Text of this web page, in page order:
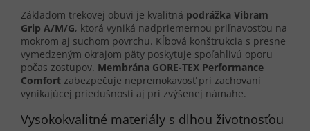
Základom trekovej obuvi je kvalitná podrážka Vibram
Grip A/M/G, ktorá vyniká nadpriemernou priľnavosťou na
mokrom aj suchom povrchu. Kĺbová konštrukcia s presne
vymedzeným okrajom päty poskytuje spoľahlivú oporu
počas zostupov. Membrána GORE-TEX Performance
Comfort zabezpečuje nepremokavosť pri zachovaní
vynikajúcej priedušnosti aj pri zvýšenej námahe.
Vysokokvalitné materiály s dlhou životnosťou